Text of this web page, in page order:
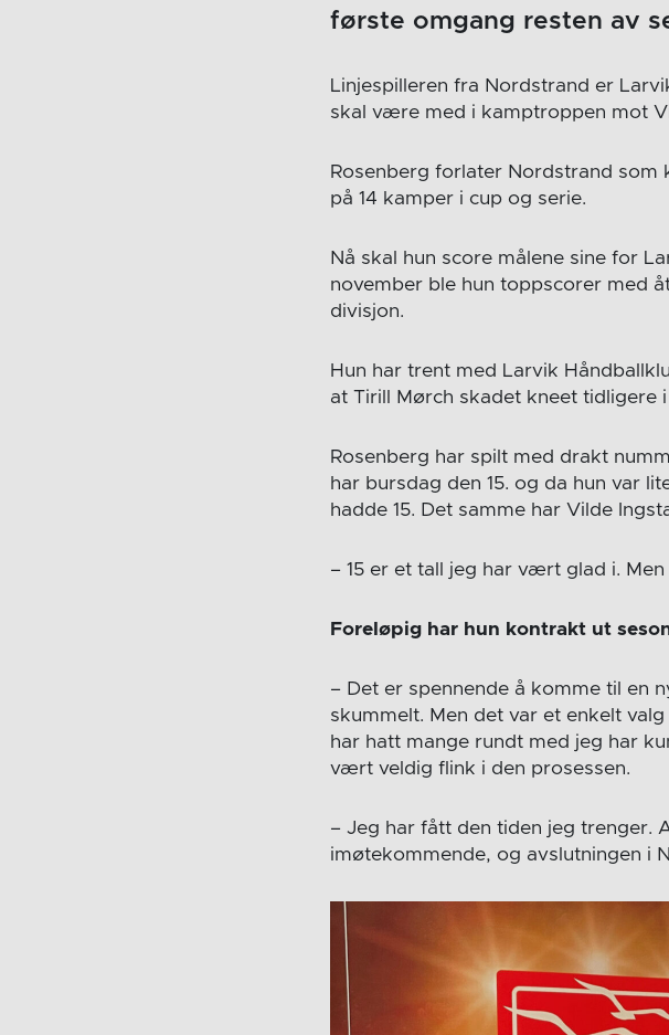
første omgang resten av
Linjespilleren fra Nordstrand er
skal være med i kamptroppen mot
Rosenberg forlater Nordstrand som
på 14 kamper i cup og serie.
Nå skal hun score målene sine for
november ble hun toppscorer med
divisjon.
Hun har trent med Larvik
at Tirill Mørch skadet kneet tidligere
Rosenberg har spilt med drakt
har bursdag den 15. og da hun var
hadde 15. Det samme har Vilde
– 15 er et tall jeg har vært glad i.
Foreløpig har hun kontrakt ut
– Det er spennende å komme til en
skummelt. Men det var et enkelt
har hatt mange rundt med jeg har
vært veldig flink i den prosessen.
– Jeg har fått den tiden jeg trenger.
imøtekommende, og avslutningen i